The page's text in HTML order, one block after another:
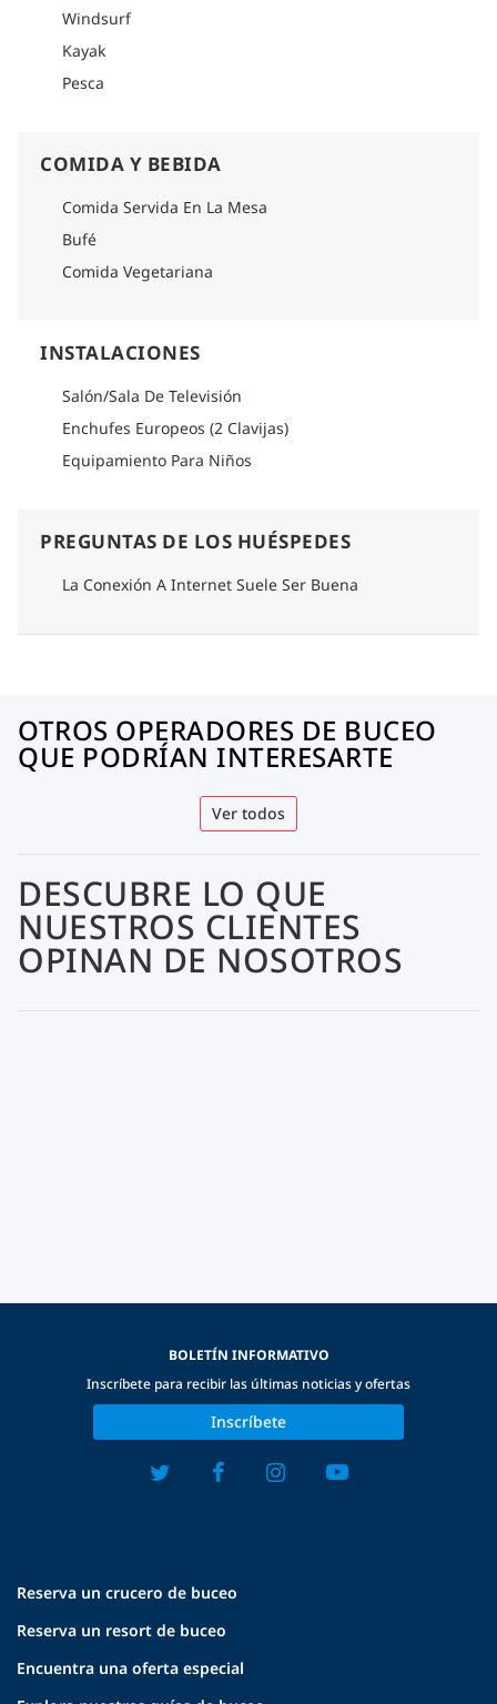
Windsurf
Kayak
Pesca
COMIDA Y BEBIDA
Comida Servida En La Mesa
Bufé
Comida Vegetariana
INSTALACIONES
Salón/Sala De Televisión
Enchufes Europeos (2 Clavijas)
Equipamiento Para Niños
PREGUNTAS DE LOS HUÉSPEDES
La Conexión A Internet Suele Ser Buena
OTROS OPERADORES DE BUCEO
QUE PODRÍAN INTERESARTE
Ver todos
DESCUBRE LO QUE
NUESTROS CLIENTES
OPINAN DE NOSOTROS
Reserva un crucero de buceo
Reserva un resort de buceo
Encuentra una oferta especial
BOLETÍN INFORMATIVO
Inscríbete para recibir las últimas noticias y ofertas
Inscríbete